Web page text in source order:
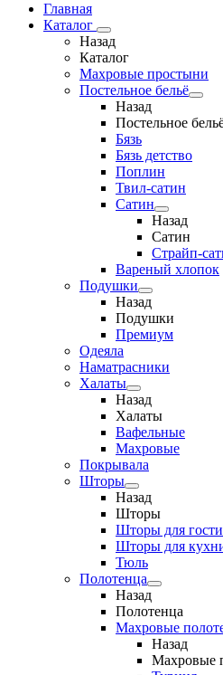
Главная
Каталог
Назад
Каталог
Махровые простыни
Постельное бельё
Назад
Постельное
Бязь
Бязь детство
Поплин
Твил-сатин
Сатин
Назад
Сатин
Страйп-
Вареный хлопок
Подушки
Назад
Подушки
Премиум
Одеяла
Наматрасники
Халаты
Назад
Халаты
Вафельные
Махровые
Покрывала
Шторы
Назад
Шторы
Шторы для
Шторы для
Тюль
Полотенца
Назад
Полотенца
Махровые
Назад
Махровые